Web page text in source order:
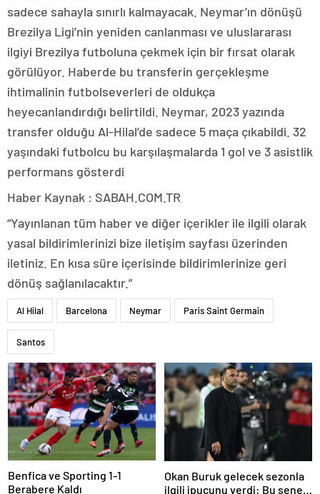
sadece sahayla sınırlı kalmayacak. Neymar’ın dönüşü
Brezilya Ligi’nin yeniden canlanması ve uluslararası
ilgiyi Brezilya futboluna çekmek için bir fırsat olarak
görülüyor. Haberde bu transferin gerçekleşme
ihtimalinin futbolseverleri de oldukça
heyecanlandırdığı belirtildi. Neymar, 2023 yazında
transfer olduğu Al-Hilal’de sadece 5 maça çıkabildi. 32
yaşındaki futbolcu bu karşılaşmalarda 1 gol ve 3 asistlik
performans gösterdi
Haber Kaynak : SABAH.COM.TR
“Yayınlanan tüm haber ve diğer içerikler ile ilgili olarak
yasal bildirimlerinizi bize iletişim sayfası üzerinden
iletiniz. En kısa süre içerisinde bildirimlerinize geri
dönüş sağlanılacaktır.”
Al Hilal Barcelona Neymar Paris Saint Germain
Santos
Benfica ve Sporting 1-1
Berabere Kaldı
Okan Buruk gelecek sezonla
ilgili ipucunu verdi: Bu sene